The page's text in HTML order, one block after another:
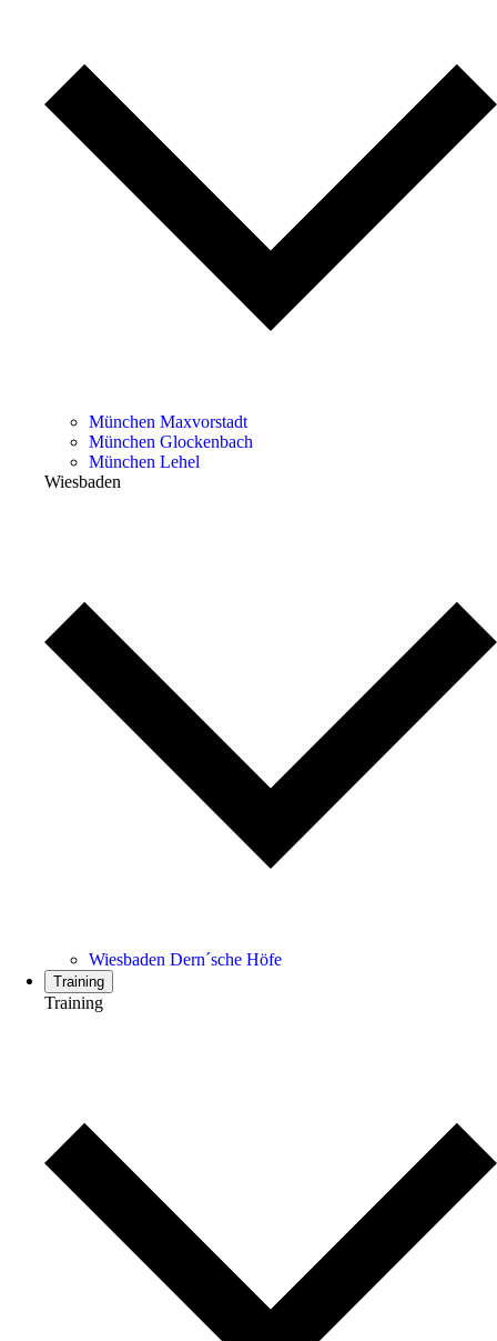
München Maxvorstadt
München Glockenbach
München Lehel
Wiesbaden
Wiesbaden Dern´sche Höfe
Training
Training